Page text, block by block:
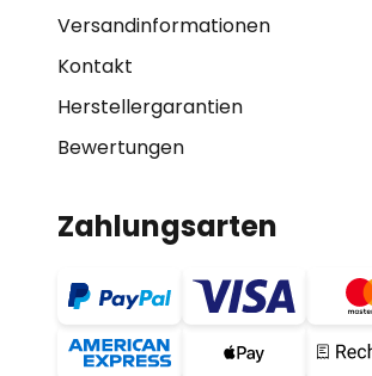
Versandinformationen
Kontakt
Herstellergarantien
Bewertungen
Zahlungsarten